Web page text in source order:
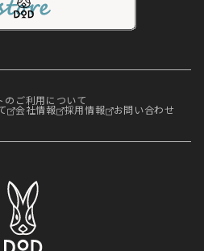
のご利用について
会社情報 採用情報 お問い合わせ